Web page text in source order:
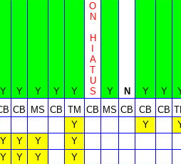
Y Y Y Y Y
O
N
H
A
T
U
S
Y N Y Y
CB MS CB TM CB MS CB CB CB
Y Y
Y Y Y Y
Y Y Y Y